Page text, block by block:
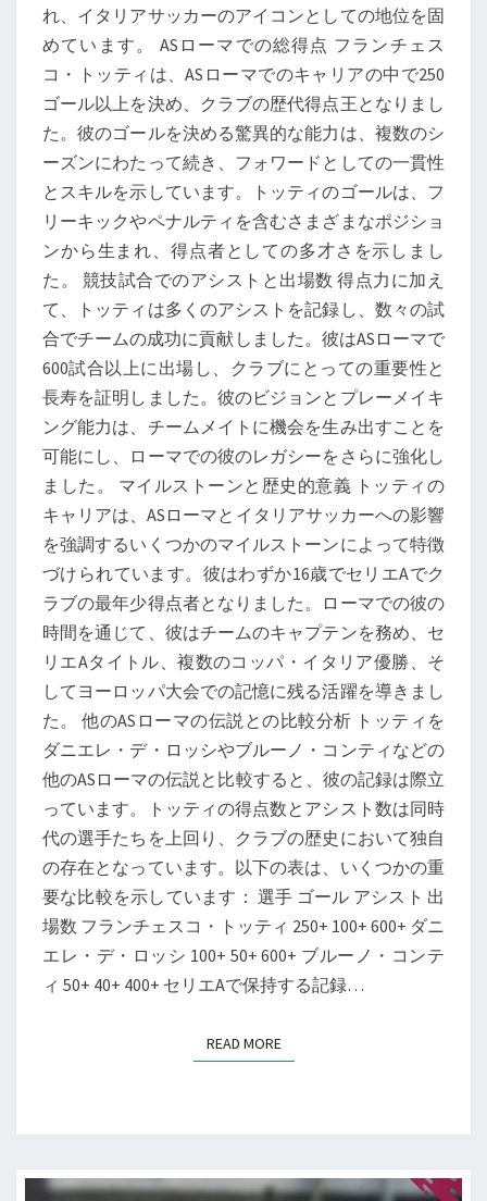
れ、イタリアサッカーのアイコンとしての地位を固
めています。 ASローマでの総得点 フランチェス
コ・トッティは、ASローマでのキャリアの中で250
ゴール以上を決め、クラブの歴代得点王となりまし
た。彼のゴールを決める驚異的な能力は、複数のシ
ーズンにわたって続き、フォワードとしての一貫性
とスキルを示しています。トッティのゴールは、フ
リーキックやペナルティを含むさまざまなポジショ
ンから生まれ、得点者としての多才さを示しまし
た。 競技試合でのアシストと出場数 得点力に加え
て、トッティは多くのアシストを記録し、数々の試
合でチームの成功に貢献しました。彼はASローマで
600試合以上に出場し、クラブにとっての重要性と
長寿を証明しました。彼のビジョンとプレーメイキ
ング能力は、チームメイトに機会を生み出すことを
可能にし、ローマでの彼のレガシーをさらに強化し
ました。 マイルストーンと歴史的意義 トッティの
キャリアは、ASローマとイタリアサッカーへの影響
を強調するいくつかのマイルストーンによって特徴
づけられています。彼はわずか16歳でセリエAでク
ラブの最年少得点者となりました。ローマでの彼の
時間を通じて、彼はチームのキャプテンを務め、セ
リエAタイトル、複数のコッパ・イタリア優勝、そ
してヨーロッパ大会での記憶に残る活躍を導きまし
た。 他のASローマの伝説との比較分析 トッティを
ダニエレ・デ・ロッシやブルーノ・コンティなどの
他のASローマの伝説と比較すると、彼の記録は際立
っています。トッティの得点数とアシスト数は同時
代の選手たちを上回り、クラブの歴史において独自
の存在となっています。以下の表は、いくつかの重
要な比較を示しています： 選手 ゴール アシスト 出
場数 フランチェスコ・トッティ 250+ 100+ 600+ ダニ
エレ・デ・ロッシ 100+ 50+ 600+ ブルーノ・コンテ
ィ 50+ 40+ 400+ セリエAで保持する記録…
READ MOREREAD MORE